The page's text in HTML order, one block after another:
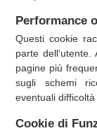
Performance
Questi cookie
parte dell'utente.
pagine più
sugli schemi
eventuali difficoltà
Cookie di